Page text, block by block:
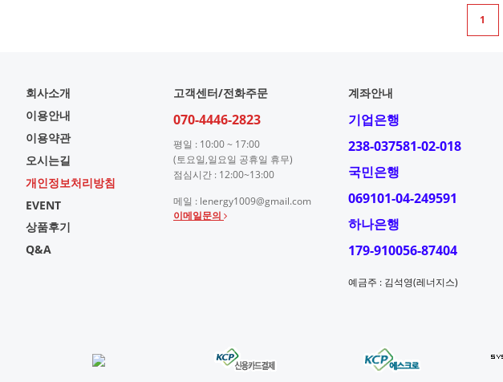
1
회사소개
이용안내
이용약관
오시는길
개인정보처리방침
EVENT
상품후기
Q&A
고객센터/전화주문
070-4446-2823
평일 : 10:00 ~ 17:00
(토요일,일요일 공휴일 휴무)
점심시간 : 12:00~13:00
메일 : lenergy1009@gmail.com
이메일문의
계좌안내
기업은행
238-037581-02-018
국민은행
069101-04-249591
하나은행
179-910056-87404
예금주 : 김석영(레너지스)